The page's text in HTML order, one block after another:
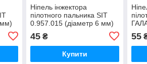
Ніпель інжектора
пілотного пальника SIT
0.957.015 (діаметр 6 мм)
45₴
Купити
55